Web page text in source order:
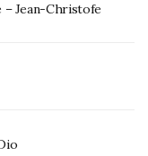
– Jean-Christofe